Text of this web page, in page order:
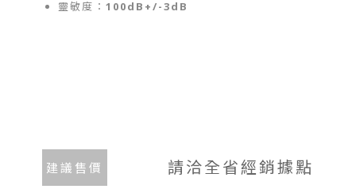
靈敏度：100dB+/-3dB
建議售價 請洽全省經銷據點